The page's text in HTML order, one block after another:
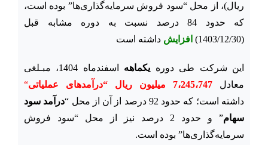
ریال)، از محل “سود فروش سرمایه‌گذاری‌ها” بوده است،
که حدود 84 درصد نسبت به دوره مشابه قبل
(1403/12/30)
افزایش داشته است
این شرکت طی دوره یکماهه
اسفند‌ماه 1404، مبـلغی
معادل
“درآمدهای عملیاتی“
داشته است؛ که حدود 92 درصد از آن از محل “
درآمد سود
سهام
” و حدود 2 درصد نیز از محل “سود فروش
سرمایه‌گذاری‌ها” بوده است.